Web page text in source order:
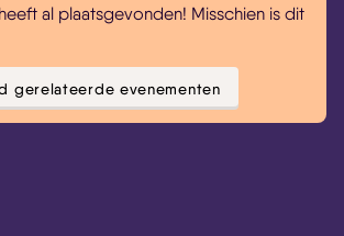
al plaatsgevonden! Misschien is dit
gerelateerde evenementen